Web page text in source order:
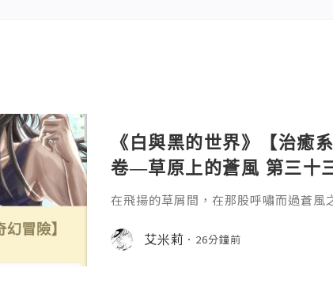
《白與黑的世界》【治癒
卷—草原上的蒼風 第三
在飛揚的草屑間，在那股呼嘯而過蒼風
艾米莉 26分鐘前